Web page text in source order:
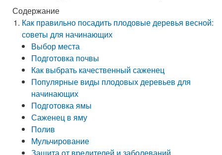
Содержание
Как правильно посадить плодовые деревья весной:
советы для начинающих
Выбор места
Подготовка почвы
Как выбрать качественный саженец
Популярные виды плодовых деревьев для
начинающих
Подготовка ямы
Саженец в яму
Полив
Мульчирование